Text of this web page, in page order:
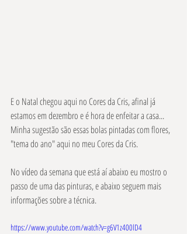
E o Natal chegou aqui no Cores da Cris, afinal já
estamos em dezembro e é hora de enfeitar a casa...
Minha sugestão são essas bolas pintadas com flores,
"tema do ano" aqui no meu Cores da Cris.
No vídeo da semana que está aí abaixo eu mostro o
passo de uma das pinturas, e abaixo seguem mais
informações sobre a técnica.
https://www.youtube.com/watch?v=g6V1z400lD4